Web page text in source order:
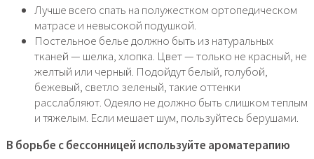
Лучше всего спать на полужестком ортопедическом
матрасе и невысокой подушкой.
Постельное белье должно быть из натуральных
тканей — шелка, хлопка. Цвет — только не красный, не
желтый или черный. Подойдут белый, голубой,
бежевый, светло зеленый, такие оттенки
расслабляют. Одеяло не должно быть слишком теплым
и тяжелым. Если мешает шум, пользуйтесь берушами.
В борьбе с бессонницей используйте ароматерапию